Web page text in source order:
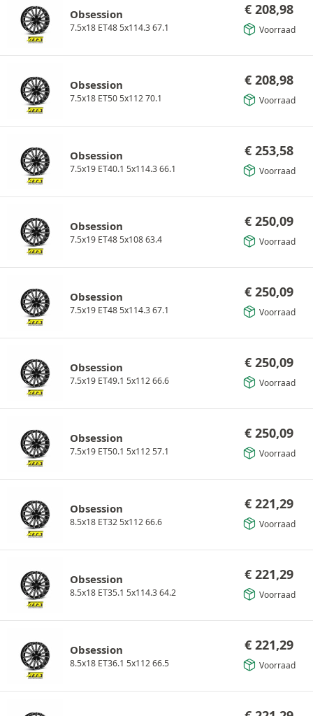
Obsession
7.5x18 ET48 5x114.3 67.1
€ 208,98
Voorraad
Obsession
7.5x18 ET50 5x112 70.1
€ 208,98
Voorraad
Obsession
7.5x19 ET40.1 5x114.3 66.1
€ 253,58
Voorraad
Obsession
7.5x19 ET48 5x108 63.4
€ 250,09
Voorraad
Obsession
7.5x19 ET48 5x114.3 67.1
€ 250,09
Voorraad
Obsession
7.5x19 ET49.1 5x112 66.6
€ 250,09
Voorraad
Obsession
7.5x19 ET50.1 5x112 57.1
€ 250,09
Voorraad
Obsession
8.5x18 ET32 5x112 66.6
€ 221,29
Voorraad
Obsession
8.5x18 ET35.1 5x114.3 64.2
€ 221,29
Voorraad
Obsession
8.5x18 ET36.1 5x112 66.5
€ 221,29
Voorraad